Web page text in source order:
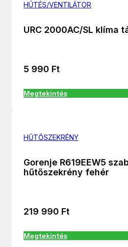
HÚTÉS/VENTILÁTOR
URC 2000AC/SL klíma
5 990 Ft
Megtekintés
HŰTŐSZEKRÉNY
Gorenje R619EEW5
hűtőszekrény fehér
219 990 Ft
Megtekintés